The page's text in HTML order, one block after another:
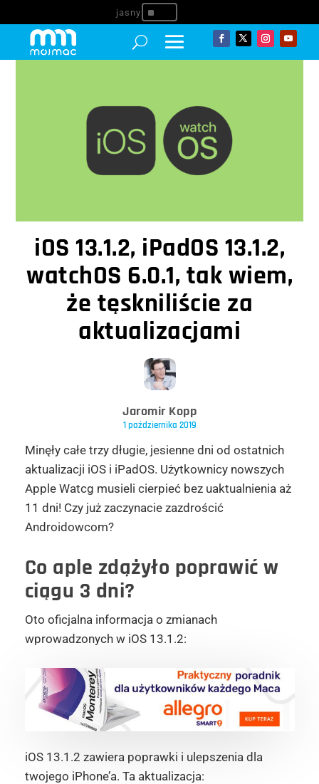
^
iOS 13.1.2, iPadOS 13.1.2,
watchOS 6.0.1, tak wiem,
że tęskniliście za
aktualizacjami
Jaromir Kopp
1 października 2019
Minęły całe trzy długie, jesienne dni od ostatnich
aktualizacji iOS i iPadOS. Użytkownicy nowszych
Apple Watcg musieli cierpieć bez uaktualnienia aż
11 dni! Czy już zaczynacie zazdrościć
Androidowcom?
Co aple zdążyło poprawić w
ciągu 3 dni?
Oto oficjalna informacja o zmianach
wprowadzonych w iOS 13.1.2:
iOS 13.1.2 zawiera poprawki i ulepszenia dla
twojego iPhone’a. Ta aktualizacja: